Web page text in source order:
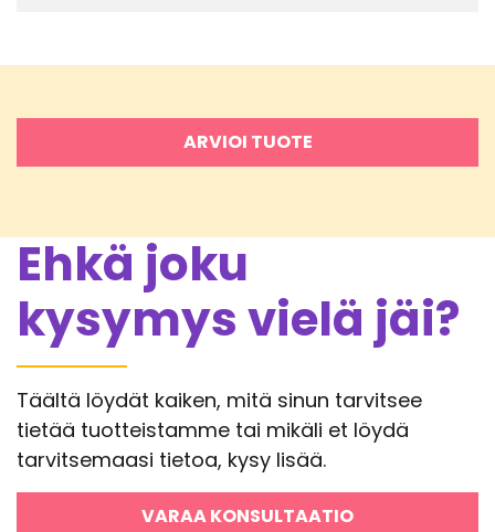
ARVIOI TUOTE
Ehkä joku
kysymys vielä jäi?
Täältä löydät kaiken, mitä sinun tarvitsee
tietää tuotteistamme tai mikäli et löydä
tarvitsemaasi tietoa, kysy lisää.
VARAA KONSULTAATIO